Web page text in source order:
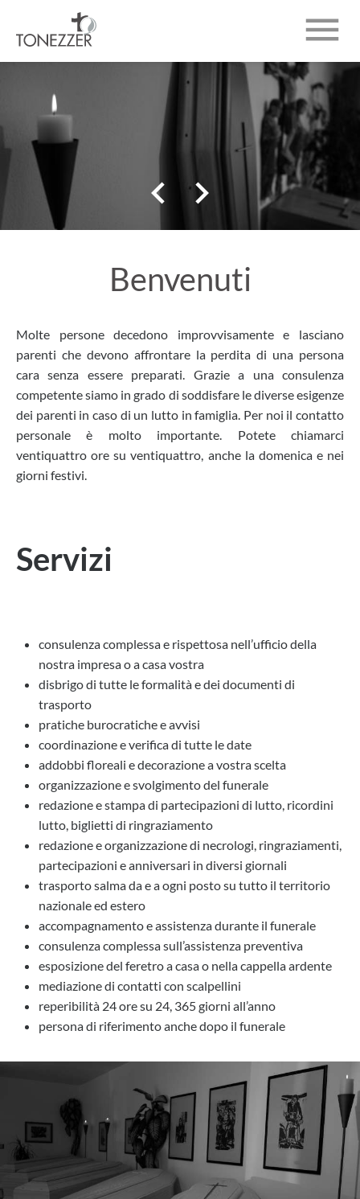
CHI SIAMO
INUMAZIONI
NECROLOGI
CONTATTO

 
Benvenuti
Molte persone decedono improvvisamente e lasciano
parenti che devono affrontare la perdita di una persona
cara senza essere preparati. Grazie a una consulenza
competente siamo in grado di soddisfare le diverse esigenze
dei parenti in caso di un lutto in famiglia. Per noi il contatto
personale è molto importante. Potete chiamarci
ventiquattro ore su ventiquattro, anche la domenica e nei
giorni festivi.
Servizi
consulenza complessa e rispettosa nell’ufficio della
nostra impresa o a casa vostra
disbrigo di tutte le formalità e dei documenti di
trasporto
pratiche burocratiche e avvisi
coordinazione e verifica di tutte le date
addobbi floreali e decorazione a vostra scelta
organizzazione e svolgimento del funerale
redazione e stampa di partecipazioni di lutto, ricordini
lutto, biglietti di ringraziamento
redazione e organizzazione di necrologi, ringraziamenti,
partecipazioni e anniversari in diversi giornali
trasporto salma da e a ogni posto su tutto il territorio
nazionale ed estero
accompagnamento e assistenza durante il funerale
consulenza complessa sull’assistenza preventiva
esposizione del feretro a casa o nella cappella ardente
mediazione di contatti con scalpellini
reperibilità 24 ore su 24, 365 giorni all’anno
persona di riferimento anche dopo il funerale